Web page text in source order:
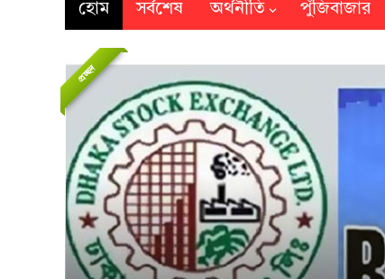
হোম সর্বশেষ অর্থনীতি পুঁজিবাজার
প্রচ্ছদ